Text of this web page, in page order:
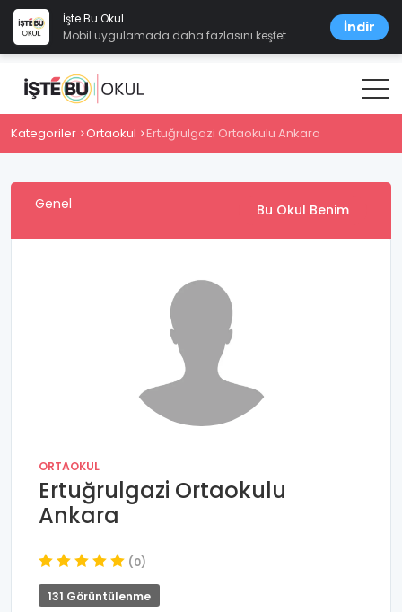
İşte Bu Okul
Mobil uygulamada daha fazlasını keşfet
İndir
Kategoriler Ortaokul Ertuğrulgazi Ortaokulu Ankara
Genel Bu Okul Benim
ORTAOKUL
Ertuğrulgazi Ortaokulu
Ankara
(0)
131 Görüntülenme